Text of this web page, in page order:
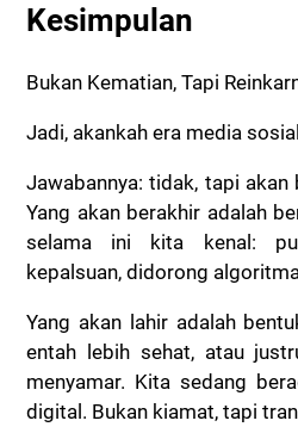
Kesimpulan
Bukan Kematian, Tapi
Jadi, akankah era media
Jawabannya: tidak, tapi akan
Yang akan berakhir adalah
selama ini kita kenal:
kepalsuan, didorong
Yang akan lahir adalah
entah lebih sehat, atau
menyamar. Kita sedang
digital. Bukan kiamat, tapi